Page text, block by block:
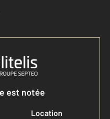
compte
est notée
Location